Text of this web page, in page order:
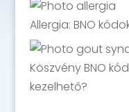
Allergia: BNO
Köszvény BNO
kezelhető?